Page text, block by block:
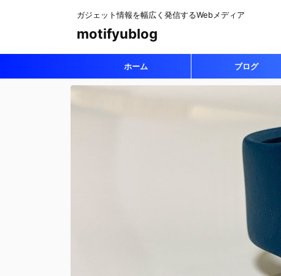
ガジェット情報を幅広く発信するWebメディア
motifyublog
ホーム ブログ